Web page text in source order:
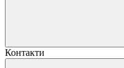
Контакти